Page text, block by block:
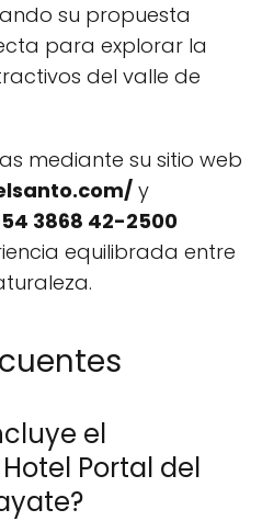
su propuesta
para explorar la
del valle de
mediante su sitio web
y
3868 42-2500
equilibrada entre
el
Portal del